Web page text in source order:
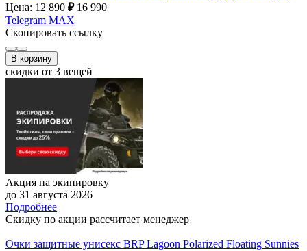
Цена: 12 890 ₽ 16 990
Telegram MAX
Скопировать ссылку
В корзину
скидки от 3 вещей
Акция на экипировку
до 31 августа 2026
Подробнее
Скидку по акции рассчитает менеджер
Очки защитные унисекс BRP Lagoon Polarized Floating Sunnies